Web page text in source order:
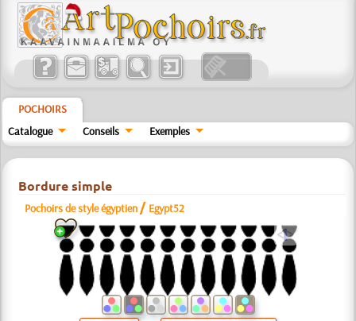
POCHOIRS
Catalogue
Conseils Exemples
Bordure simple
Pochoirs de style égyptien / Egypt52
a